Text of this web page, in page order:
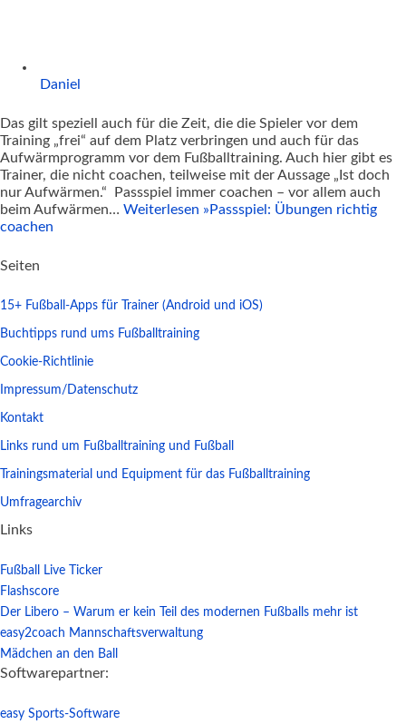
Daniel
Das gilt speziell auch für die Zeit, die die Spieler vor dem
Training „frei“ auf dem Platz verbringen und auch für das
Aufwärmprogramm vor dem Fußballtraining. Auch hier gibt es
Trainer, die nicht coachen, teilweise mit der Aussage „Ist doch
nur Aufwärmen.“ Passspiel immer coachen – vor allem auch
beim Aufwärmen… Weiterlesen » Passspiel: Übungen richtig
coachen
Seiten
15+ Fußball-Apps für Trainer (Android und iOS)
Buchtipps rund ums Fußballtraining
Cookie-Richtlinie
Impressum/Datenschutz
Kontakt
Links rund um Fußballtraining und Fußball
Trainingsmaterial und Equipment für das Fußballtraining
Umfragearchiv
Links
Fußball Live Ticker
Flashscore
Der Libero – Warum er kein Teil des modernen Fußballs mehr ist
easy2coach Mannschaftsverwaltung
Mädchen an den Ball
Softwarepartner:
easy Sports-Software